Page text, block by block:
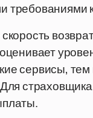
требованиями
сервисы,